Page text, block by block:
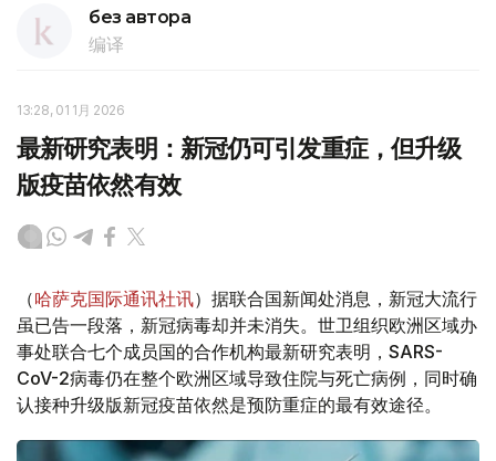
без автора
编译
13:28, 01 1月 2026
最新研究表明：新冠仍可引发重症，但升级
版疫苗依然有效
（哈萨克国际通讯社讯）据联合国新闻处消息，新冠大流行
虽已告一段落，新冠病毒却并未消失。世卫组织欧洲区域办
事处联合七个成员国的合作机构最新研究表明，SARS-
CoV-2病毒仍在整个欧洲区域导致住院与死亡病例，同时确
认接种升级版新冠疫苗依然是预防重症的最有效途径。